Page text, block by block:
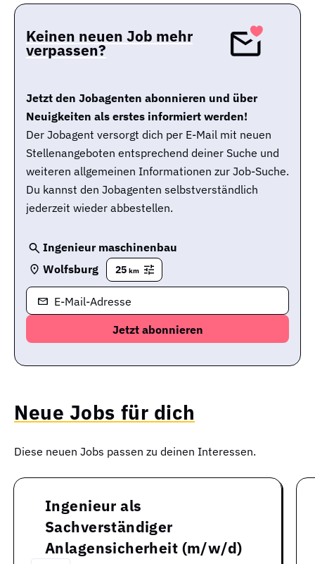
Keinen neuen Job mehr
verpassen?
Jetzt den Jobagenten abonnieren und über
Neuigkeiten als erstes informiert werden!
Der Jobagent versorgt dich per E-Mail mit neuen
Stellenangeboten entsprechend deiner Suche und
weiteren allgemeinen Informationen zur Job-Suche.
Du kannst den Jobagenten selbstverständlich
jederzeit wieder abbestellen.
Ingenieur maschinenbau
Wolfsburg
25 km
E-Mail-Adresse
Neue Jobs für dich
Diese neuen Jobs passen zu deinen Interessen.
Ingenieur als
Sachverständiger
Anlagensicherheit (m/w/d)